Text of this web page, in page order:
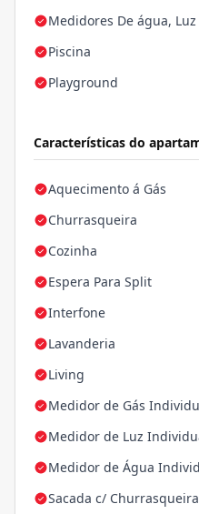
Medidores De água,
Piscina
Playground
Características do
Aquecimento á Gás
Churrasqueira
Cozinha
Espera Para Split
Interfone
Lavanderia
Living
Medidor de Gás
Medidor de Luz
Medidor de Água
Sacada c/ Churrasqueira